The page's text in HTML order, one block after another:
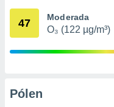
através
47 Moderada
O₃ (122 µg/m³)
Pólen